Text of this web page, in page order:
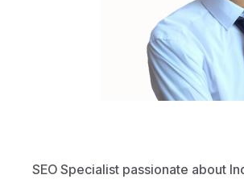
SEO Specialist passionate about